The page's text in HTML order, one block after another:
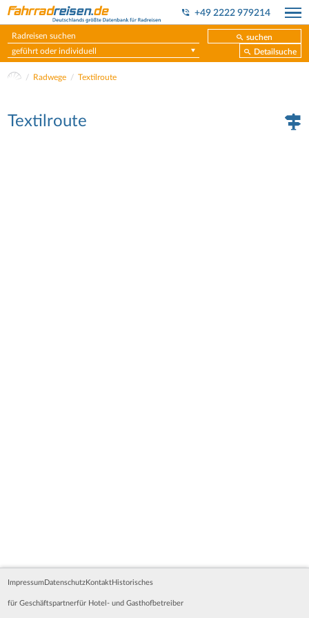
+49 2222 979214
suchen
geführt oder individuell
Detailsuche
Radwege Textilroute
Textilroute
Impressum Datenschutz Kontakt Historisches
für Geschäftspartnerfür Hotel- und Gasthofbetreiber